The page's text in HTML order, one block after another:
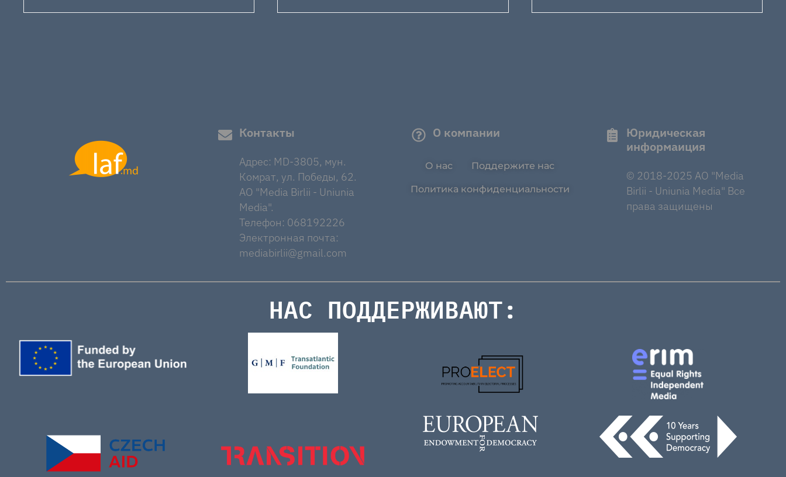
Контакты
Адрес: MD-3805, мун.
Комрат, ул. Победы, 62.
AO "Media Birlii - Uniunia
Media".
Телефон: 068192226
Электронная почта:
mediabirlii@gmail.com
О компании
О нас Поддержите нас
Политика конфиденциальности
Юридическая
информаиция
© 2018-2025 AO "Media
Birlii - Uniunia Media" Все
права защищены
НАС ПОДДЕРЖИВАЮТ: